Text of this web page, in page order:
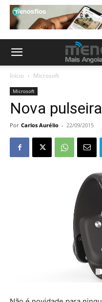
Início Microsoft
Microsoft
Nova
Por Carlos Aurélio - 22/09/2015